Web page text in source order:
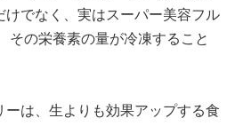
けでなく、実はスーパー美容フル
その栄養素の量が冷凍すること
は、生よりも効果アップする食